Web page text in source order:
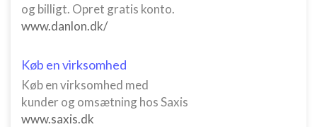
og billigt. Opret gratis konto.
www.danlon.dk/
Køb en virksomhed
Køb en virksomhed med
kunder og omsætning hos Saxis
www.saxis.dk